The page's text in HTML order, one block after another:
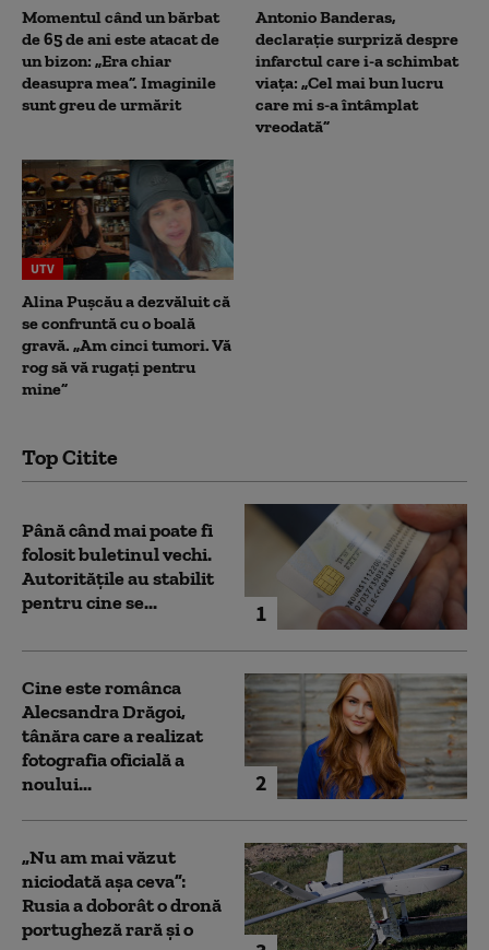
Momentul când un bărbat
de 65 de ani este atacat de
un bizon: „Era chiar
deasupra mea”. Imaginile
sunt greu de urmărit
Antonio Banderas,
declarație surpriză despre
infarctul care i-a schimbat
viața: „Cel mai bun lucru
care mi s-a întâmplat
vreodată”
UTV
Alina Pușcău a dezvăluit că
se confruntă cu o boală
gravă. „Am cinci tumori. Vă
rog să vă rugați pentru
mine”
Top Citite
1
Până când mai poate fi
folosit buletinul vechi.
Autoritățile au stabilit
pentru cine se...
2
Cine este românca
Alecsandra Drăgoi,
tânăra care a realizat
fotografia oficială a
noului...
„Nu am mai văzut
niciodată așa ceva”:
Rusia a doborât o dronă
portugheză rară și o